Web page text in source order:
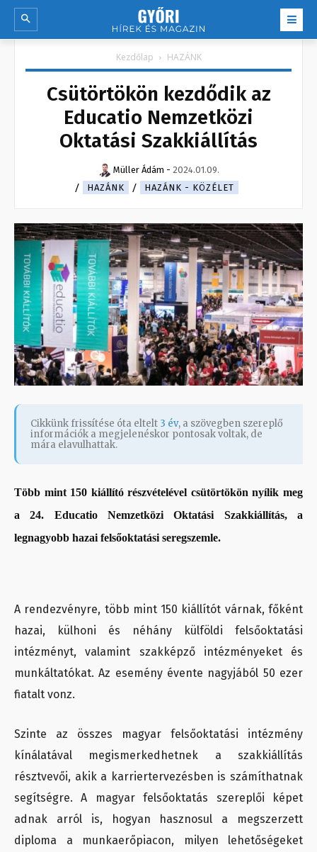
Kezdőlap HAZÁNK
Csütörtökön kezdődik az
Educatio Nemzetközi
Oktatási Szakkiállítás
Müller Ádám - 2024.01.09.
HAZÁNK
HAZÁNK - KÖZÉLET
Cikkünk frissítése óta eltelt 3 év, a szövegben szereplő
információk a megjelenéskor pontosak voltak, de
mára elavulhattak.
Több mint 150 kiállító részvételével csütörtökön nyílik meg
a 24. Educatio Nemzetközi Oktatási Szakkiállítás, a
legnagyobb hazai felsőoktatási seregszemle.
A rendezvényre, több mint 150 kiállítót várnak, főként
hazai, külhoni és néhány külföldi felsőoktatási
intézményt, valamint szakképző intézményeket és
munkáltatókat. Az esemény évente nagyjából 50 ezer
fiatalt vonz.
Szinte az összes magyar felsőoktatási intézmény
kínálatával megismerkedhetnek a szakkiállítás
résztvevői, akik a karriertervezésben is számíthatnak
segítségre. A magyar felsőoktatás szereplői képet
adnak arról is, hogyan hasznosul a megszerzett
diploma a munkaerőpiacon, milyen lehetőségeket